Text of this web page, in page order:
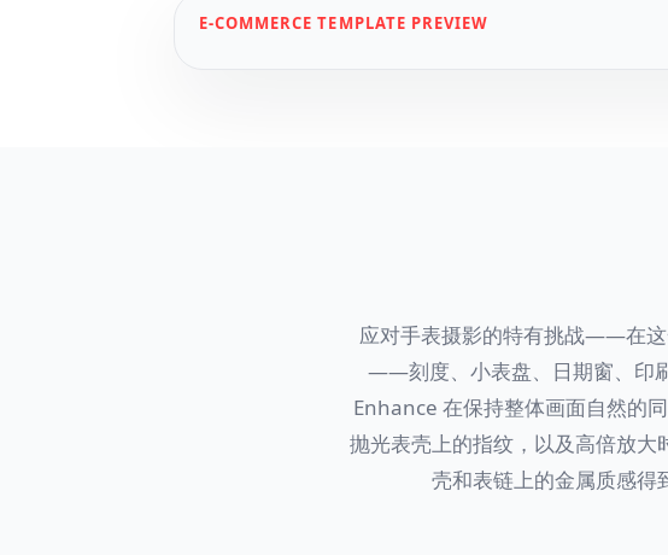
E-COMMERCE TEMPLATE PREVIEW
应对手表摄影的特有挑战——在这
——刻度、小表盘、日期窗、印
Enhance 在保持整体画面自然的
抛光表壳上的指纹，以及高倍放
壳和表链上的金属质感得